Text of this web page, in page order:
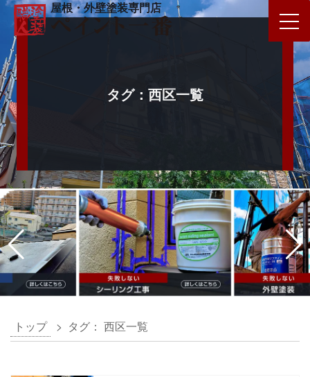
屋根・外壁塗装専門店
タグ：西区一覧
トップ > タグ： 西区一覧